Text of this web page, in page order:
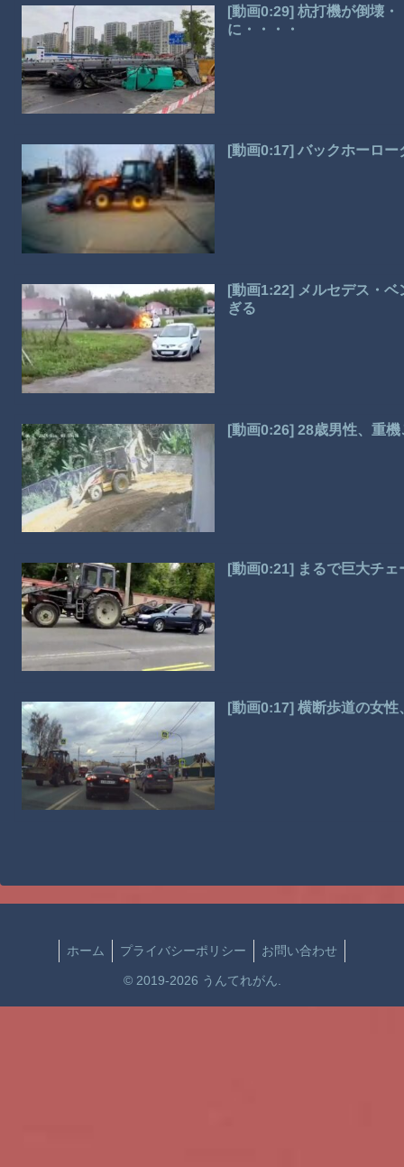
[動画0:29] 杭打機が倒壊
に・・・・
[動画0:17] バックホーロ
[動画1:22] メルセデス・
ぎる
[動画0:26] 28歳男性、重
[動画0:21] まるで巨大チ
[動画0:17] 横断歩道の女
ホーム プライバシーポリシー お問い合わせ
© 2019-2026 うんてれがん.